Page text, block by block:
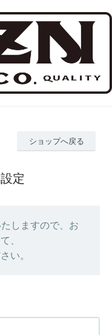
ショップへ戻る
定
しますので、お
、
い。